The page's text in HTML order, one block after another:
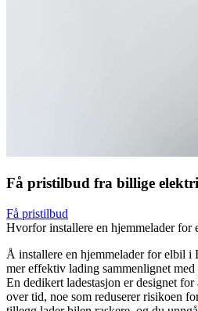
Få pristilbud fra billige
Få pristilbud
Hvorfor installere en hjemmelader
Å installere en hjemmelader for elbil i
mer effektiv lading sammenlignet
En dedikert ladestasjon er designet
over tid, noe som reduserer risikoen